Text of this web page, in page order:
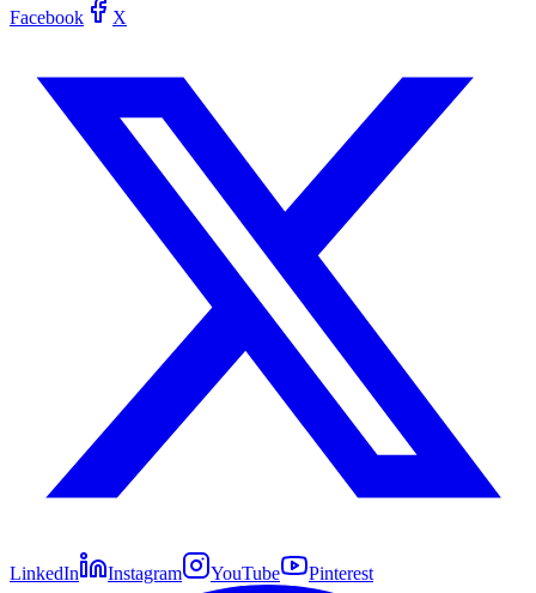
Facebook X
LinkedIn Instagram YouTube Pinterest